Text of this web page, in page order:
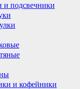
и подсвечники
и кофейники